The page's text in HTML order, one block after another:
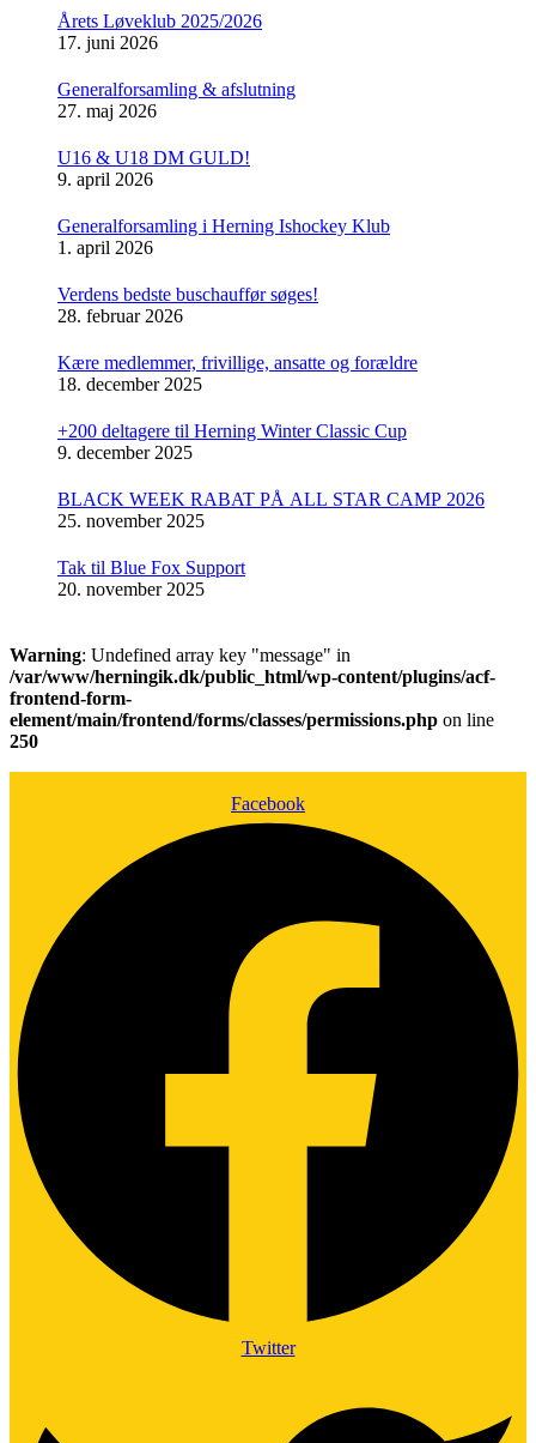
Årets Løveklub 2025/2026
17. juni 2026
Generalforsamling & afslutning
27. maj 2026
U16 & U18 DM GULD!
9. april 2026
Generalforsamling i Herning Ishockey Klub
1. april 2026
Verdens bedste buschauffør søges!
28. februar 2026
Kære medlemmer, frivillige, ansatte og forældre
18. december 2025
+200 deltagere til Herning Winter Classic Cup
9. december 2025
BLACK WEEK RABAT PÅ ALL STAR CAMP 2026
25. november 2025
Tak til Blue Fox Support
20. november 2025
Warning: Undefined array key "message" in
/var/www/herningik.dk/public_html/wp-content/plugins/acf-
frontend-form-
element/main/frontend/forms/classes/permissions.php on line
250
Facebook
Twitter